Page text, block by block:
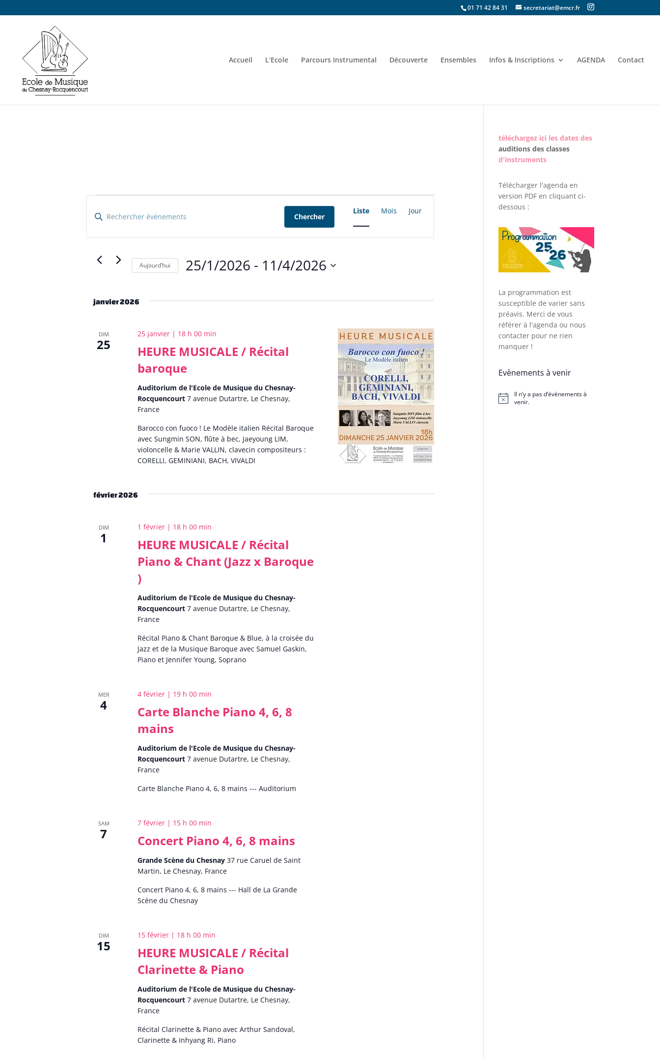
01 71 42 84 31 secretariat@emcr.fr
Accueil L’Ecole Parcours Instrumental Découverte Ensembles Infos & Inscriptions AGENDA Contact
et
de
Évènements
Saisir
mot-
Évènements
Chercher
vues
Liste Mois Jour
Aujourd’hui 25/1/2026 - 11/4/2026
date.
janvier 2026
DIM
25
HEURE MUSICALE / Récital
baroque
25 janvier | 18 h 00 min
Auditorium de l'Ecole de Musique du Chesnay-
Rocquencourt7 avenue Dutartre, Le Chesnay,
France
Barocco con fuoco ! Le Modèle italien Récital Baroque
avec Sungmin SON, flûte à bec, Jaeyoung LIM,
violoncelle & Marie VALLIN, clavecin compositeurs :
CORELLI, GEMINIANI, BACH, VIVALDI
février 2026
DIM
1
HEURE MUSICALE / Récital
Piano & Chant (Jazz x Baroque
)
1 février | 18 h 00 min
Auditorium de l'Ecole de Musique du Chesnay-
Rocquencourt7 avenue Dutartre, Le Chesnay,
France
Récital Piano & Chant Baroque & Blue, à la croisée du
Jazz et de la Musique Baroque avec Samuel Gaskin,
Piano et Jennifer Young, Soprano
MER
4
Carte Blanche Piano 4, 6, 8
mains
4 février | 19 h 00 min
Auditorium de l'Ecole de Musique du Chesnay-
Rocquencourt7 avenue Dutartre, Le Chesnay,
France
Carte Blanche Piano 4, 6, 8 mains --- Auditorium
SAM
7 Concert Piano 4, 6, 8 mains
7 février | 15 h 00 min
Grande Scène du Chesnay37 rue Caruel de Saint
Martin, Le Chesnay, France
Concert Piano 4, 6, 8 mains --- Hall de La Grande
Scène du Chesnay
DIM
15
HEURE MUSICALE / Récital
Clarinette & Piano
15 février | 18 h 00 min
Auditorium de l'Ecole de Musique du Chesnay-
Rocquencourt7 avenue Dutartre, Le Chesnay,
France
Récital Clarinette & Piano avec Arthur Sandoval,
Clarinette & Inhyang Ri, Piano
téléchargez ici les dates des
auditions des classes
d'instruments
Télécharger l'agenda en
version PDF en cliquant ci-
dessous :
La programmation est
susceptible de varier sans
préavis. Merci de vous
référer à l'agenda ou nous
contacter pour ne rien
manquer !
Evènements à venir
Notice
Il n’y a pas d’évènements à
venir.